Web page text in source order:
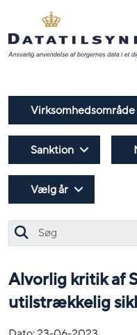
Virksomhedsområde
Sanktion
Vælg år
Alvorlig kritik af
utilstrækkelig